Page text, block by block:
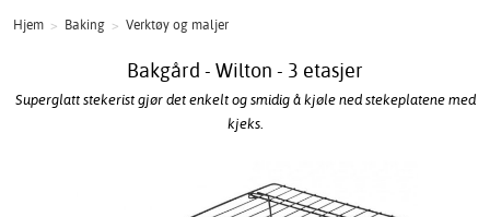
Hjem > Baking > Verktøy og maljer
Bakgård - Wilton - 3 etasjer
Superglatt stekerist gjør det enkelt og smidig å kjøle ned stekeplatene med
kjeks.